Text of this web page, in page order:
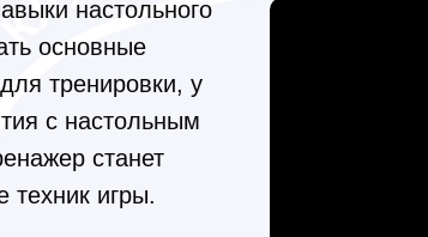
настольного
основные
тренировки, у
с настольным
станет
игры.